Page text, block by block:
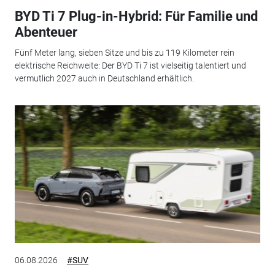
BYD Ti 7 Plug-in-Hybrid: Für Familie und
Abenteuer
Fünf Meter lang, sieben Sitze und bis zu 119 Kilometer rein
elektrische Reichweite: Der BYD Ti 7 ist vielseitig talentiert und
vermutlich 2027 auch in Deutschland erhältlich.
06.08.2026 #SUV